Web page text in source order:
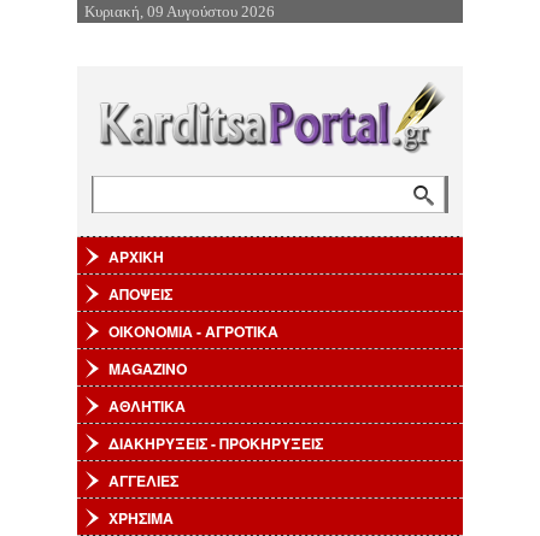
Επιστροφή στην Πλοήγηση
Κυριακή, 09 Αυγούστου 2026
ΑΡΧΙΚΗ
ΑΠΟΨΕΙΣ
ΟΙΚΟΝΟΜΙΑ - ΑΓΡΟΤΙΚΑ
MAGAZINO
ΑΘΛΗΤΙΚΑ
ΔΙΑΚΗΡΥΞΕΙΣ - ΠΡΟΚΗΡΥΞΕΙΣ
ΑΓΓΕΛΙΕΣ
ΧΡΗΣΙΜΑ